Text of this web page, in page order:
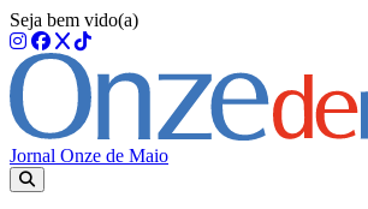
Seja bem vido(a)
Jornal Onze de Maio